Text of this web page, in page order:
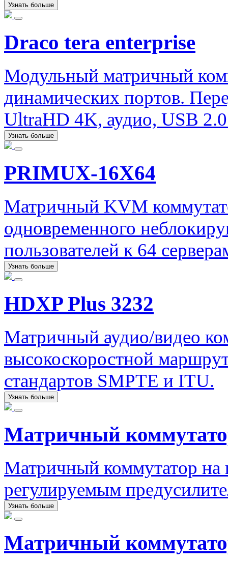
Узнать больше
Draco tera enterprise
Модульный матричный
динамических портов.
UltraHD 4K, аудио, USB
Узнать больше
PRIMUX-16X64
Матричный KVM
одновременного
пользователей к 64
Узнать больше
HDXP Plus 3232
Матричный аудио/видео
высокоскоростной
стандартов SMPTE и ITU.
Узнать больше
Матричный
Матричный коммутатор на
регулируемым
Узнать больше
Матричный